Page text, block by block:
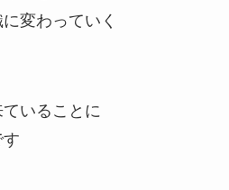
変わっていく
いることに